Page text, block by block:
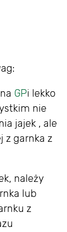
GPi lekko
nie
jajek , ale
z garnka z
należy
lub
z